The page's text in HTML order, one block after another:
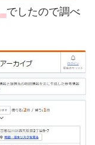
でしたので調べ